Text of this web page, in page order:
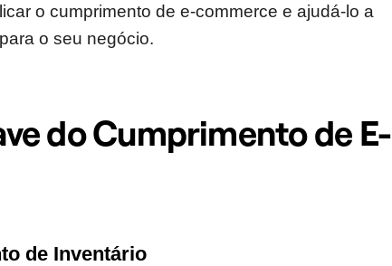
o cumprimento de e-commerce e ajudá-lo a
o seu negócio.
do Cumprimento de E-
de Inventário